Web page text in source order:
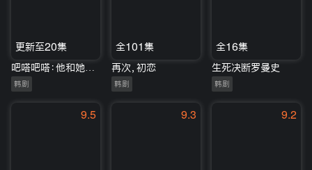
更新至20集
韩剧
全101集
再次，初恋
韩剧
全16集
生死决断罗曼史
韩剧
9.5 9.3 9.2